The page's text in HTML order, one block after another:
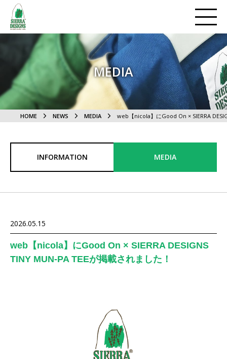
MEDIA
HOME NEWS MEDIA web【nicola】にGood On × SIERRA
INFORMATION MEDIA
2026.05.15
web【nicola】にGood On × SIERRA DESIGNS
TINY MUN-PA TEEが掲載されました！